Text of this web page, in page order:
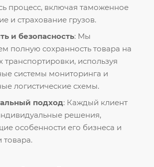
процесс, включая таможенное
и страхование грузов.
и безопасность: Мы
полную сохранность товара на
транспортировки, используя
системы мониторинга и
логистические схемы.
подход: Каждый клиент
решения,
особенности его бизнеса и
товара.